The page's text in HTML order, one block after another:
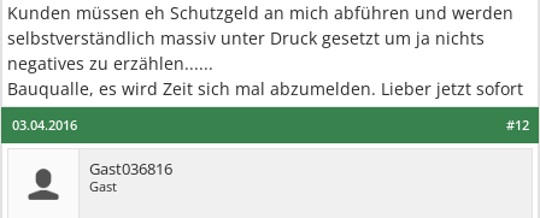
Kunden müssen eh Schutzgeld an mich abführen und werden
selbstverständlich massiv unter Druck gesetzt um ja nichts
negatives zu erzählen......
Bauqualle, es wird Zeit sich mal abzumelden. Lieber jetzt sofort
#12
03.04.2016
Gast036816
Gast